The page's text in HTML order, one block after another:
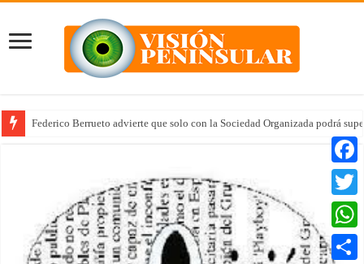
Federico Berrueto advierte que solo con la Sociedad Organizada podrá
Twitter